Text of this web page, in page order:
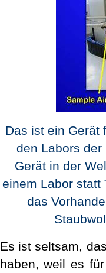
Das ist ein Gerät
den Labors
Gerät in der
einem Labor statt
das
Es ist seltsam,
haben, weil es